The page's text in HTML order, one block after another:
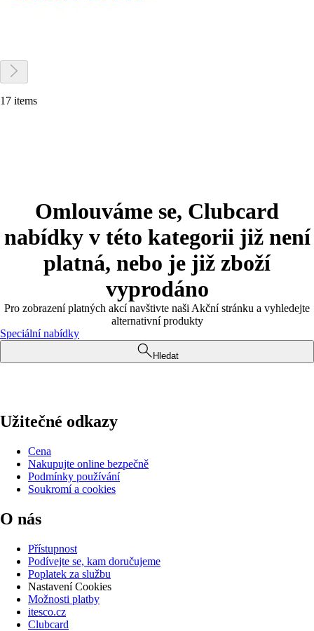
17 items
Omlouváme se, Clubcard
nabídky v této kategorii již není
platná, nebo je již zboží
vyprodáno
Pro zobrazení platných akcí navštivte naši Akční stránku a vyhledejte
alternativní produkty
Speciální nabídky
Hledat
Užitečné odkazy
Cena
Nakupujte online bezpečně
Podmínky používání
Soukromí a cookies
O nás
Přístupnost
Podívejte se, kam doručujeme
Poplatek za službu
Nastavení Cookies
Možnosti platby
itesco.cz
Clubcard